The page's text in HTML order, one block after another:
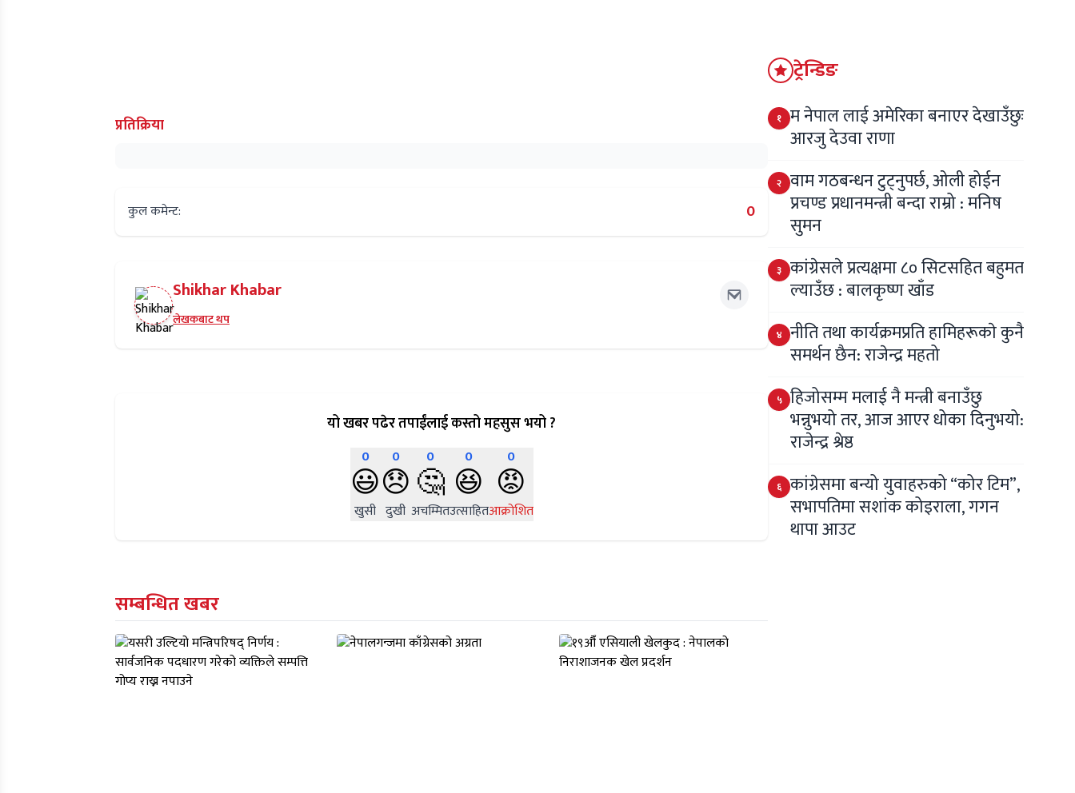
प्रतिक्रिया
कुल कमेन्ट: 0
Shikhar Khabar
लेखकबाट थप
यो खबर पढेर तपाईंलाई कस्तो महसुस भयो ?
0
😃
खुसी
0
😞
दुखी
0
🤔
अचम्मित
0
😆
उत्साहित
0
😡
आक्रोशित
सम्बन्धित खबर
ट्रेन्डिङ
१ म नेपाल लाई अमेरिका बनाएर देखाउँछुः
आरजु देउवा राणा
२ वाम गठबन्धन टुट्नुपर्छ, ओली होईन
प्रचण्ड प्रधानमन्त्री बन्दा राम्रो : मनिष
सुमन
३ कांग्रेसले प्रत्यक्षमा ८० सिटसहित बहुमत
ल्याउँछ : बालकृष्ण खाँड
४ नीति तथा कार्यक्रमप्रति हामिहरूकाे कुनै
समर्थन छैन: राजेन्द्र महतो
५ हिजोसम्म मलाई नै मन्त्री बनाउँछु
भन्नुभयो तर, आज आएर धोका दिनुभयो:
राजेन्द्र श्रेष्ठ
६ कांग्रेसमा बन्यो युवाहरुको “कोर टिम”,
सभापतिमा सशांक कोइराला, गगन
थापा आउट